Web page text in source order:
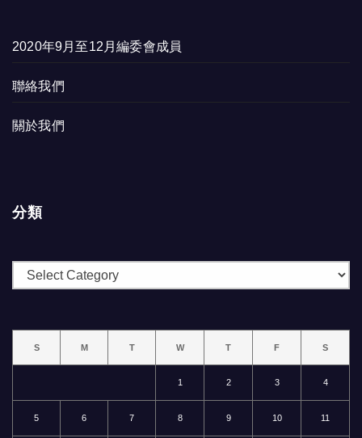
2020年9月至12月編委會成員
聯絡我們
關於我們
分類
S M T W T F S
1 2 3 4
5 6 7 8 9 10 11